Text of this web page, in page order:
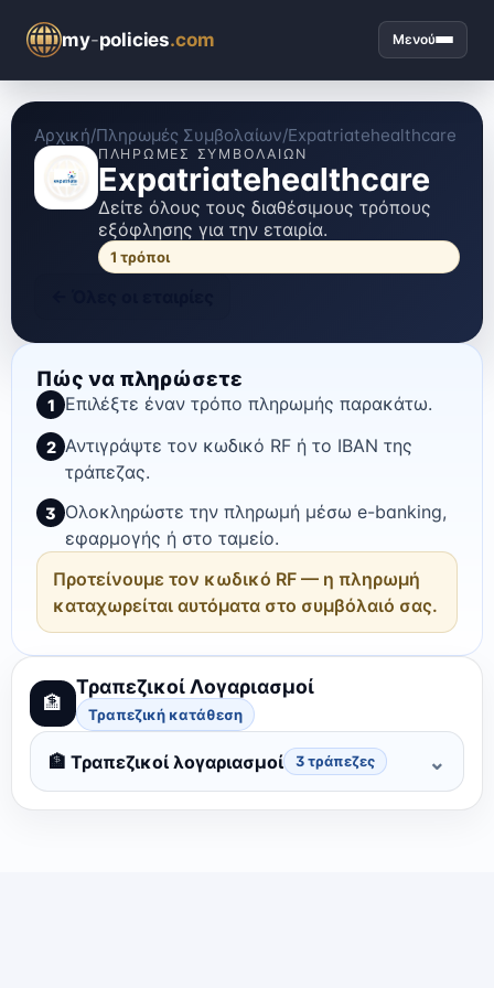
my-policies.com Μενού
Αρχική/Πληρωμές Συμβολαίων/Expatriatehealthcare
ΠΛΗΡΩΜΈΣ ΣΥΜΒΟΛΑΊΩΝ
Expatriatehealthcare
Δείτε όλους τους διαθέσιμους τρόπους
εξόφλησης για την εταιρία.
1 τρόποι
Πώς να πληρώσετε
1 Επιλέξτε έναν τρόπο πληρωμής παρακάτω.
2 Αντιγράψτε τον κωδικό RF ή το IBAN της
τράπεζας.
3 Ολοκληρώστε την πληρωμή μέσω e-banking,
εφαρμογής ή στο ταμείο.
Προτείνουμε τον κωδικό RF — η πληρωμή
καταχωρείται αυτόματα στο συμβόλαιό σας.
🏦
Τραπεζικοί Λογαριασμοί
Τραπεζική κατάθεση
🏦 Τραπεζικοί λογαριασμοί 3 τράπεζες ⌄